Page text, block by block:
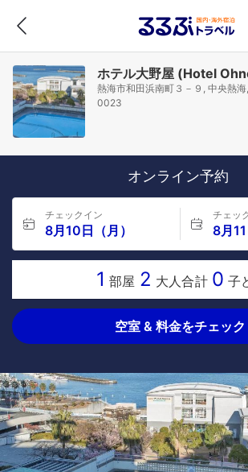
ホテル大野屋 (Hotel
熱海市和田浜南町３－９, 中央熱
0023
オンライン予約
チェックイン
8月10日（月）
チェッ
8月11
1 部屋 2 大人合計 0 子
空室 & 料金をチェック